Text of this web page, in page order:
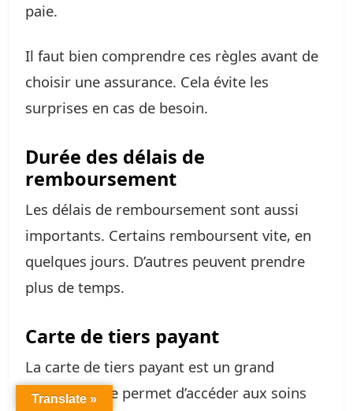
paie.
Il faut bien comprendre ces règles avant de
choisir une assurance. Cela évite les
surprises en cas de besoin.
Durée des délais de
remboursement
Les délais de remboursement sont aussi
importants. Certains remboursent vite, en
quelques jours. D’autres peuvent prendre
plus de temps.
Carte de tiers payant
La carte de tiers payant est un grand
avantage. Elle permet d’accéder aux soins
Translate »